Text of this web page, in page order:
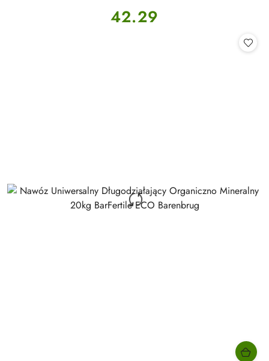
Cena:
42.29